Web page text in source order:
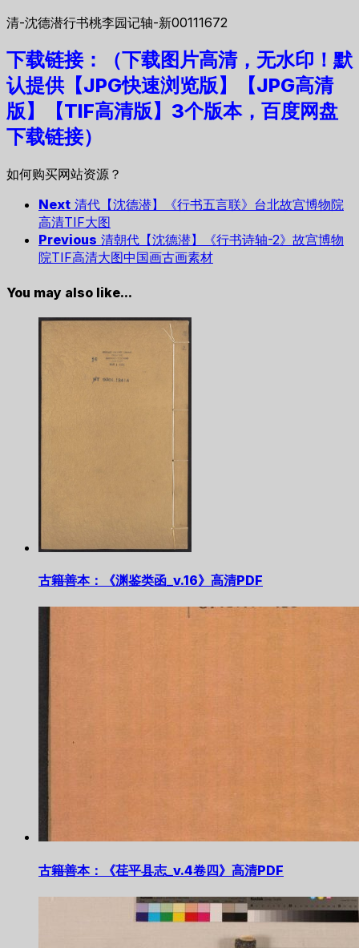
清-沈德潜行书桃李园记轴-新00111672
下载链接：（下载图片高清，无水印！默
认提供【JPG快速浏览版】
【JPG高清
版】【TIF高清版】3个版本， 百度网盘
下载链接）
如何购买网站资源？
Next 清代【沈德潜】《行书五言联》台北故宫博物院
高清TIF大图
Previous 清朝代【沈德潜】《行书诗轴-2》故宫博物
院TIF高清大图中国画古画素材
You may also like...
古籍善本：《渊鉴类函_v.16》高清PDF
古籍善本：《荏平县志_v.4卷四》高清PDF